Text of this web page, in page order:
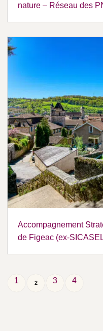
nature – Réseau des
Accompagnement
de Figeac (ex-
1 2 3 4